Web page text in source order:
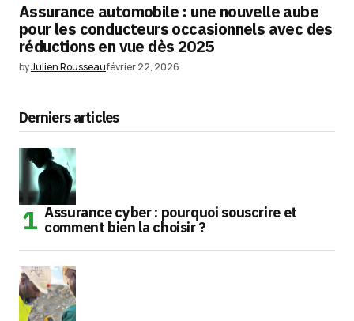
Assurance automobile : une nouvelle aube
pour les conducteurs occasionnels avec des
réductions en vue dès 2025
byJulien Rousseaufévrier 22, 2026
Derniers articles
Assurance cyber : pourquoi souscrire et
comment bien la choisir ?